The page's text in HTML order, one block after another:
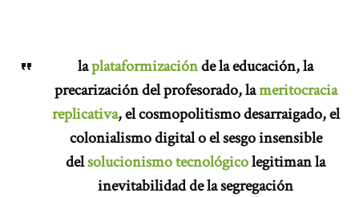
laplataformizaciónde la educación, la
precarización del profesorado, lameritocracia
replicativa, el cosmopolitismo desarraigado, el
colonialismo digital o el sesgo insensible
delsolucionismo tecnológicolegitiman la
inevitabilidad de la segregación